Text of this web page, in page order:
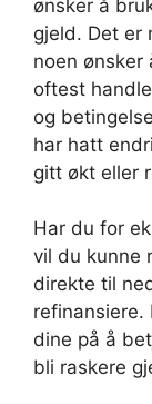
ønsker å
gjeld. Det er
noen ønsker
oftest
og
har hatt
gitt økt eller
Har du for
vil du kunne
direkte til
refinansiere.
dine på å
bli raskere